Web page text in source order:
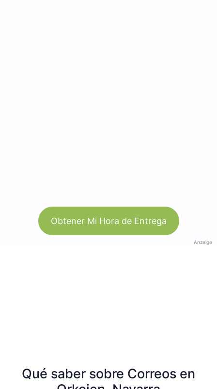
Obtener Mi Hora de Entrega
Anzeige
Qué saber sobre Correos en